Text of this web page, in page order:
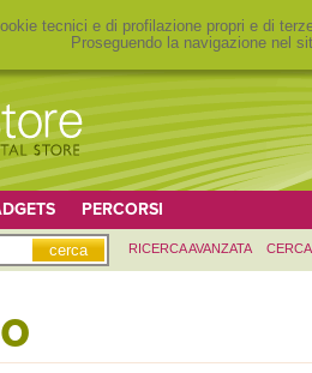
tecnici e di profilazione propri e di
Proseguendo la navigazione nel
PERCORSI
RICERCA AVANZATA